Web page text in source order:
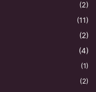
(2)
(11)
(2)
(4)
(1)
(2)